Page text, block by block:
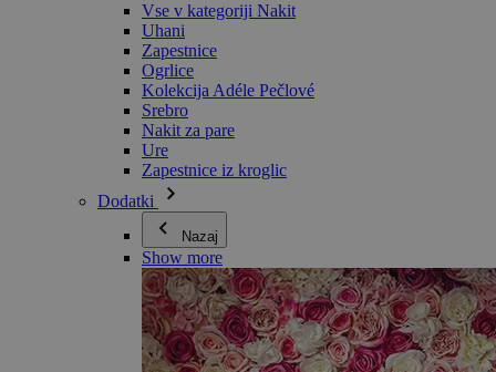
Vse v kategoriji Nakit
Uhani
Zapestnice
Ogrlice
Kolekcija Adéle Pečlové
Srebro
Nakit za pare
Ure
Zapestnice iz kroglic
Dodatki
Nazaj
Show more